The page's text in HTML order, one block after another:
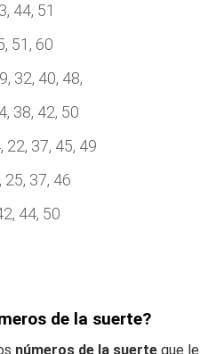
44, 51
51, 60
32, 40, 48,
38, 42, 50
22, 37, 45, 49
25, 37, 46
44, 50
de la suerte?
números de la suerte que le